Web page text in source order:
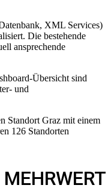
XML Services)
Die bestehende
ansprechende
Übersicht sind
und
Standort Graz mit einem
126 Standorten
MEHRWERT